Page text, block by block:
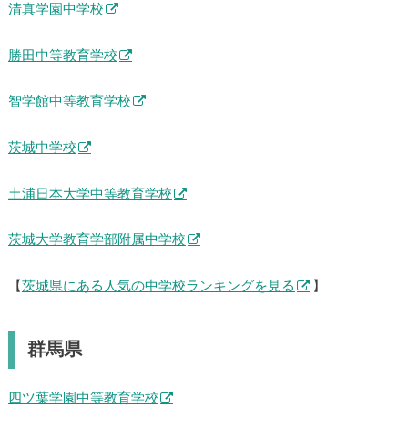
清真学園中学校
勝田中等教育学校
智学館中等教育学校
茨城中学校
土浦日本大学中等教育学校
茨城大学教育学部附属中学校
【 茨城県にある人気の中学校ランキングを見る 】
群馬県
四ツ葉学園中等教育学校